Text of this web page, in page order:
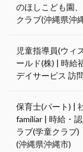
のほしこども園
クラブ(沖縄県沖
児童指導員(ウィ
ールド(株) | 時給
デイサービス 訪
保育士(パート) |
familiar | 時給・
ラブ(学童クラブ)
(沖縄県沖縄市)